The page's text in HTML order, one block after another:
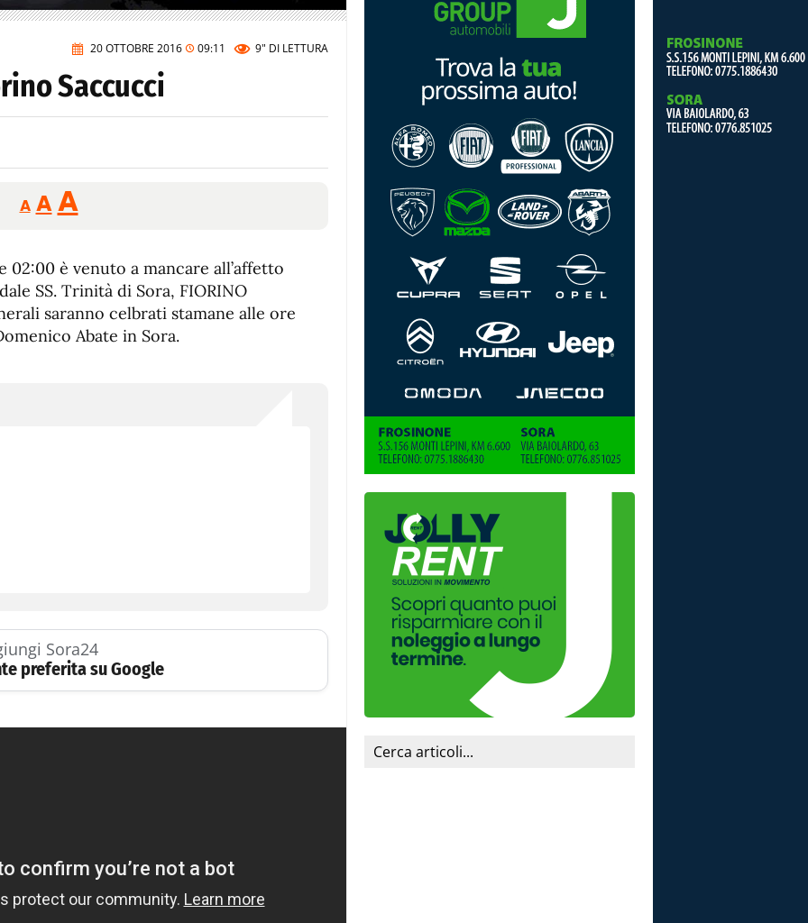
20 OTTOBRE 2016 09:11 9" DI LETTURA
Saccucci
A
Reducir
tamaño
A Restablecer
tamaño
de
fuente
AAumentar
de
fuente.
è venuto a mancare all’affetto
SS. Trinità di Sora, FIORINO
saranno celbrati stamane alle ore
Abate in Sora.
Sora24
preferita su Google